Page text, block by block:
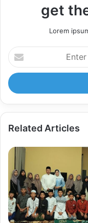
get
Lorem
Enter
your
Email
address
Related Articles